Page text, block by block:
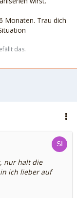
Monaten. Trau dich
das.
nur halt die
ich lieber auf